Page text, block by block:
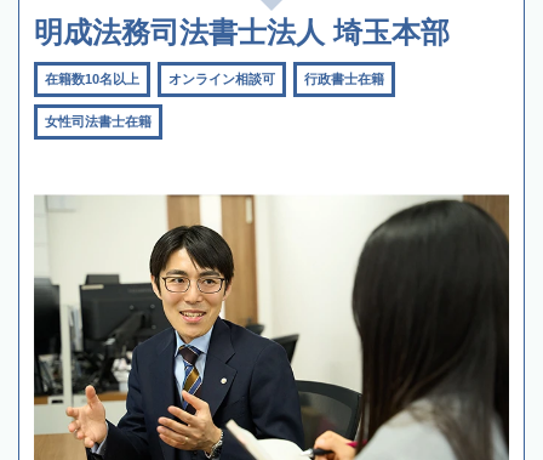
明成法務司法書士法人 埼玉本部
在籍数10名以上 オンライン相談可 行政書士在籍
女性司法書士在籍